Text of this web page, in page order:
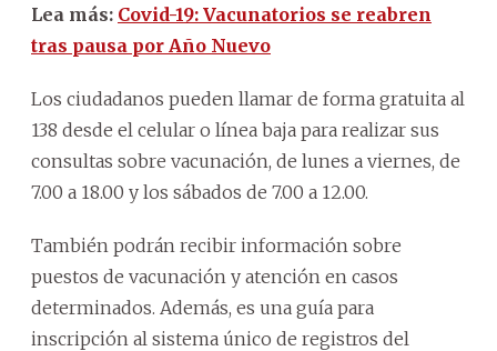
Lea más: Covid-19: Vacunatorios se reabren
tras pausa por Año Nuevo
Los ciudadanos pueden llamar de forma gratuita al
138 desde el celular o línea baja para realizar sus
consultas sobre vacunación, de lunes a viernes, de
7.00 a 18.00 y los sábados de 7.00 a 12.00.
También podrán recibir información sobre
puestos de vacunación y atención en casos
determinados. Además, es una guía para
inscripción al sistema único de registros del